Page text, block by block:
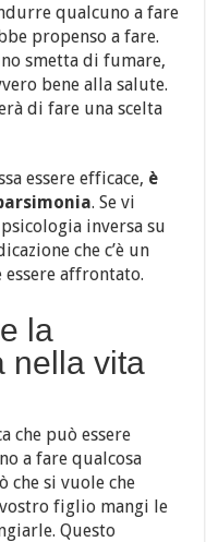
qualcuno a fare
propenso a fare.
smetta di fumare,
bene alla salute.
di fare una scelta
essere efficace, è
. Se vi
inversa su
che c’è un
affrontato.
la
nella vita
che può essere
a fare qualcosa
che si vuole che
vostro figlio mangi le
Questo